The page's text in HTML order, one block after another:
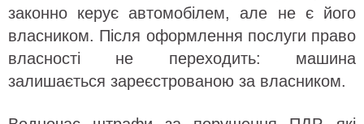
законно керує автомобілем, але не є його
власником. Після оформлення послуги право
власності не переходить: машина
залишається зареєстрованою за власником.